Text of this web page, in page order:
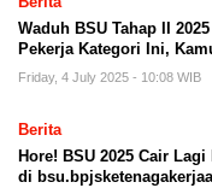
Waduh BSU Tahap II
Pekerja Kategori Ini,
Friday, 4 July 2025 - 10:08 WIB
Berita
Hore! BSU 2025 Cair
di